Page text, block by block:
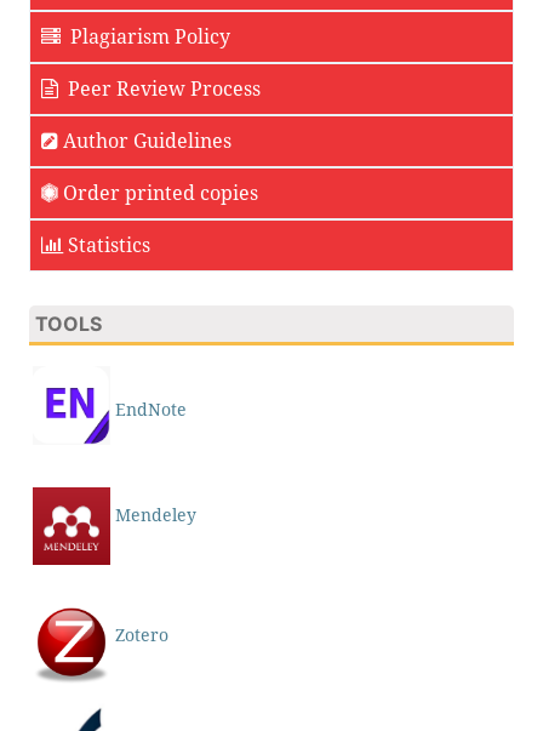
Plagiarism Policy
Peer Review Process
Author Guidelines
Order printed copies
Statistics
TOOLS
EndNote
Mendeley
Zotero